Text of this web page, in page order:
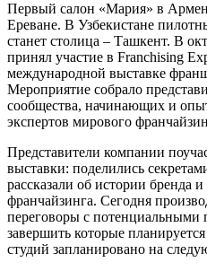
Первый салон «Мария» в
Ереване. В Узбекистане
станет столица – Ташкент. В
принял участие в Franchising
международной выставке
Мероприятие собрало
сообщества, начинающих и
экспертов мирового
Представители компании
выставки: поделились
рассказали об истории бренда
франчайзинга. Сегодня
переговоры с потенциальными
завершить которые
студий запланировано на